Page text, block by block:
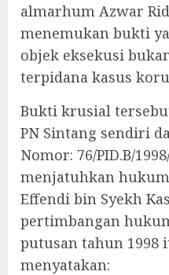
almarhum Azwar
menemukan bukti
objek eksekusi
terpidana kasus
Bukti krusial
PN Sintang sendiri
Nomor: 76/PID.B/
menjatuhkan
Effendi bin Syekh
pertimbangan
putusan tahun 1998
menyatakan: